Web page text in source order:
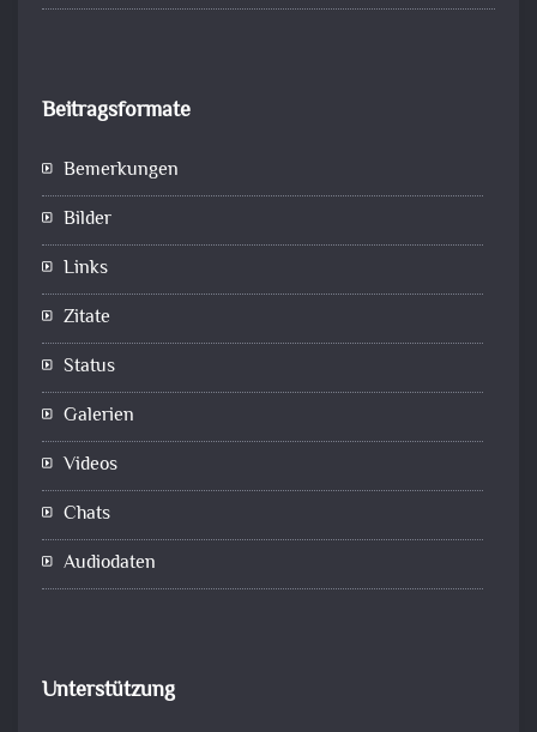
Beitragsformate
Bemerkungen
Bilder
Links
Zitate
Status
Galerien
Videos
Chats
Audiodaten
Unterstützung